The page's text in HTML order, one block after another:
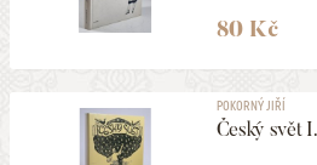
80 Kč
POKORNÝ JIŘÍ
Český svět